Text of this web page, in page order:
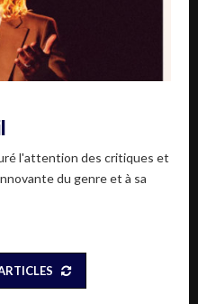
l'attention des critiques et
du genre et à sa